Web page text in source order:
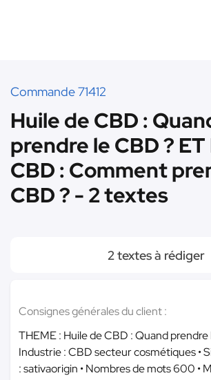
Commande 71412
Huile de CBD :
prendre le CBD ?
CBD : Comment
CBD ? - 2 textes
2 textes à rédiger
Consignes générales du client :
THEME : Huile de CBD : Quand prendre
Industrie : CBD secteur cosmétiques •
: sativaorigin • Nombres de mots 600 •